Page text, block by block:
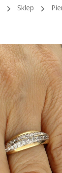
Sklep